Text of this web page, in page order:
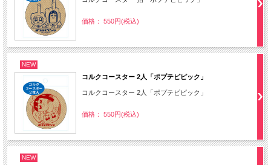
価格： 550円(税込)
NEW
コルクコースター 2人「ポプテピピック」
コルクコースター 2人「ポプテピピック」
価格： 550円(税込)
NEW